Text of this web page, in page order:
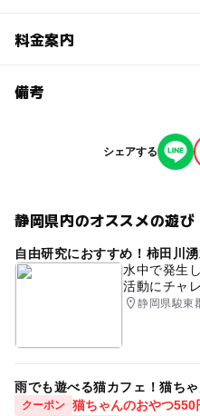
予約/応募
ホームページより応募受
料金案内
料金について
備考
※掲載の情報は天候や主
ることがあります。
シェアする
静岡県内のオススメの遊び
自由研究におすすめ！柿田川
水中で発生
活動にチャ
静岡県駿東
雨でも遊べる猫カフェ！猫ち
クーポン 猫ちゃんのおやつ